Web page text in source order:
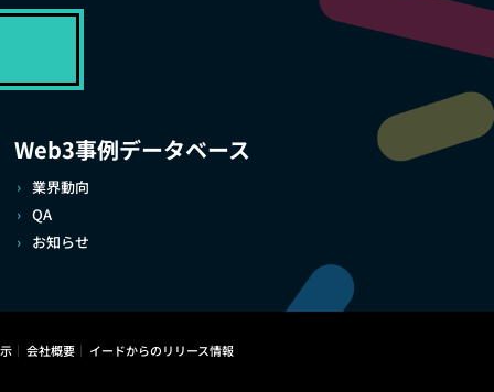
Web3事例データベース
業界動向
QA
お知らせ
会社概要 イードからのリリース情報